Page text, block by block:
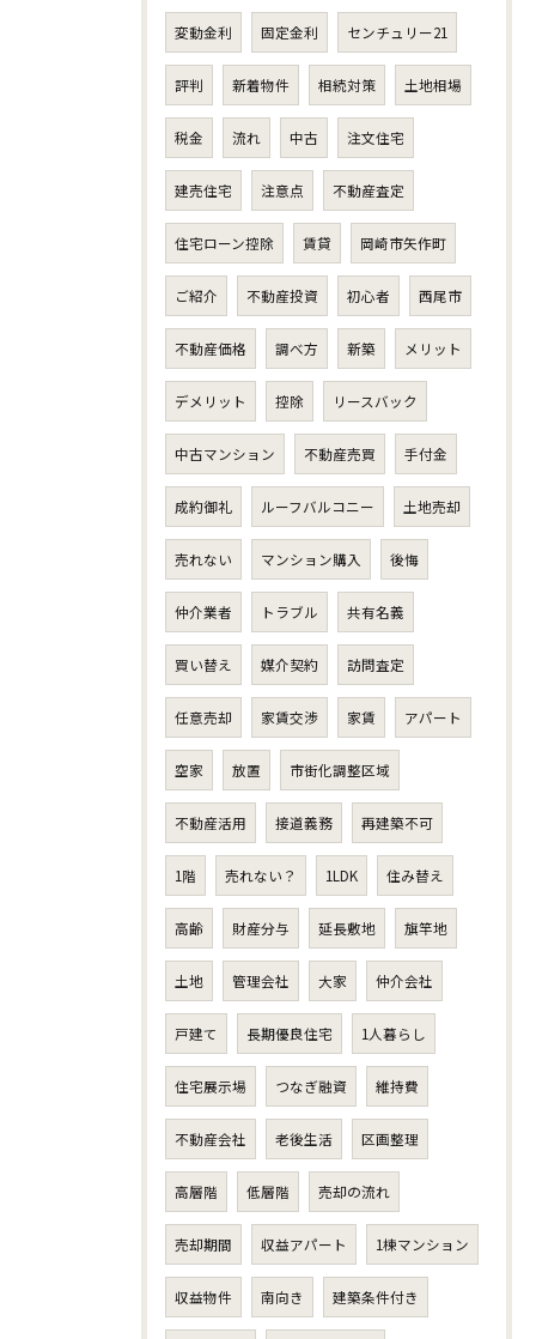
変動金利 固定金利 センチュリー21
評判 新着物件 相続対策 土地相場
税金 流れ 中古 注文住宅
建売住宅 注意点 不動産査定
住宅ローン控除 賃貸 岡崎市矢作町
ご紹介 不動産投資 初心者 西尾市
不動産価格 調べ方 新築 メリット
デメリット 控除 リースバック
中古マンション 不動産売買 手付金
成約御礼 ルーフバルコニー 土地売却
売れない マンション購入 後悔
仲介業者 トラブル 共有名義
買い替え 媒介契約 訪問査定
任意売却 家賃交渉 家賃 アパート
空家 放置 市街化調整区域
不動産活用 接道義務 再建築不可
1階 売れない？ 1LDK 住み替え
高齢 財産分与 延長敷地 旗竿地
土地 管理会社 大家 仲介会社
戸建て 長期優良住宅 1人暮らし
住宅展示場 つなぎ融資 維持費
不動産会社 老後生活 区画整理
高層階 低層階 売却の流れ
売却期間 収益アパート 1棟マンション
収益物件 南向き 建築条件付き